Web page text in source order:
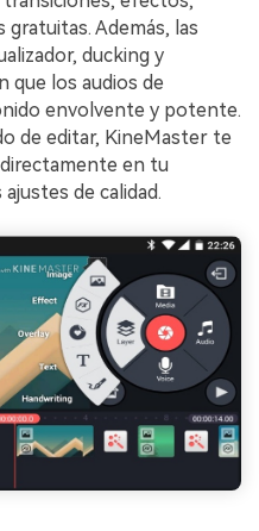
Además, las
ducking y
que los audios de
envolvente y potente.
de editar, KineMaster te
en tu
de calidad.